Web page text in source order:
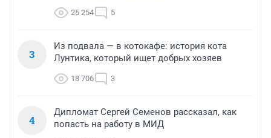
25 254 5
3
Из подвала — в котокафе: история кота
Лунтика, который ищет добрых хозяев
18 706 3
4
Дипломат Сергей Семенов рассказал, как
попасть на работу в МИД